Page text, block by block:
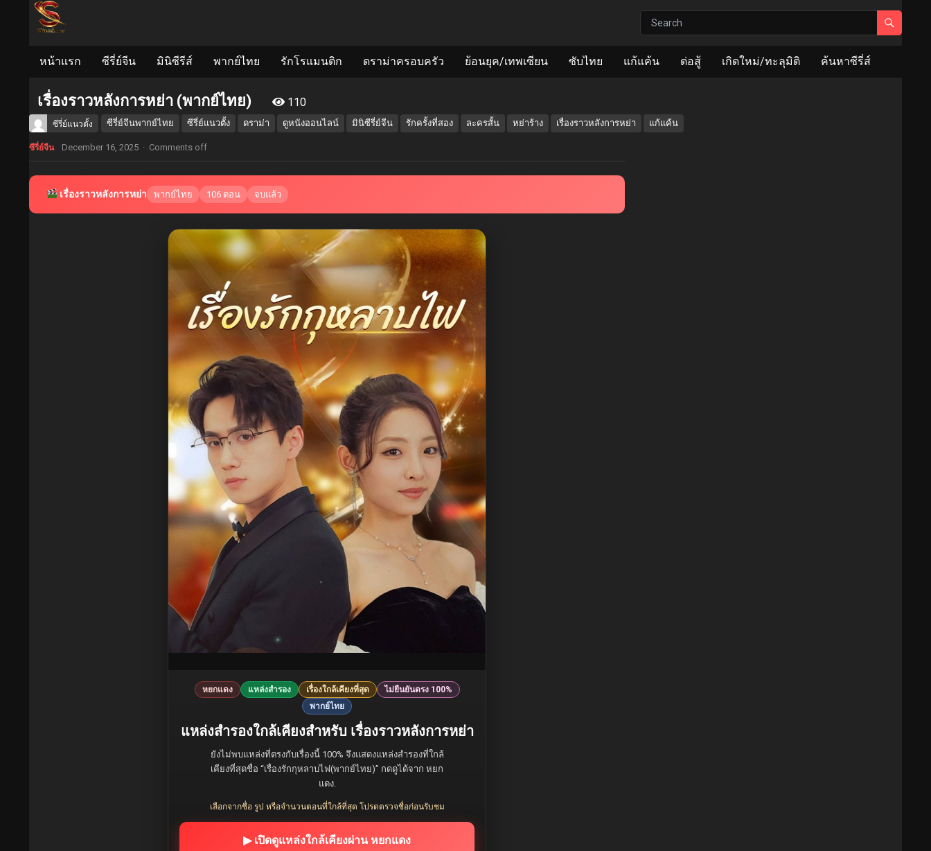
หน้าแรก ซีรี่ย์จีน มินิซีรีส์ พากย์ไทย รักโรแมนติก ดราม่าครอบครัว ย้อนยุค/เทพเซียน ซับไทย แก้แค้น ต่อสู้ เกิดใหม่/ทะลุมิติ ค้นหาซีรี่ส์
เรื่องราวหลังการหย่า (พากย์ไทย) 110
ซีรี่ย์แนวตั้ง ซีรี่ย์จีนพากย์ไทย ซีรี่ย์แนวตั้ง ดราม่า ดูหนังออนไลน์ มินิซีรี่ย์จีน รักครั้งที่สอง ละครสั้น หย่าร้าง เรื่องราวหลังการหย่า แก้แค้น
ซีรี่ย์จีน December 16, 2025 · Comments off
เรื่องราวหลังการหย่า พากย์ไทย 106 ตอน จบแล้ว
หยกแดง แหล่งสำรอง เรื่องใกล้เคียงที่สุด
ไม่ยืนยันตรง 100%
พากย์ไทย
แหล่งสำรองใกล้เคียงสำหรับ เรื่องราวหลังการหย่า
ยังไม่พบแหล่งที่ตรงกับเรื่องนี้ 100% จึงแสดงแหล่งสำรองที่ใกล้
เคียงที่สุดชื่อ “เรื่องรักกุหลาบไฟ(พากย์ไทย)” กดดูได้จาก หยก
แดง.
เลือกจากชื่อ รูป หรือจำนวนตอนที่ใกล้ที่สุด โปรดตรวจชื่อก่อนรับชม
▶ เปิดดูแหล่งใกล้เคียงผ่าน หยกแดง